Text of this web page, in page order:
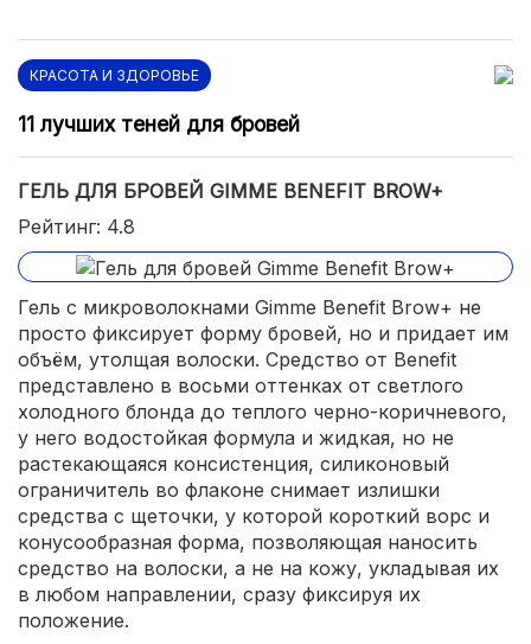
КРАСОТА И ЗДОРОВЬЕ
11 лучших теней для бровей
ГЕЛЬ ДЛЯ БРОВЕЙ GIMME BENEFIT BROW+
Рейтинг: 4.8
Гель с микроволокнами Gimme Benefit Brow+ не
просто фиксирует форму бровей, но и придает им
объём, утолщая волоски. Средство от Benefit
представлено в восьми оттенках от светлого
холодного блонда до теплого черно-коричневого,
у него водостойкая формула и жидкая, но не
растекающаяся консистенция, силиконовый
ограничитель во флаконе снимает излишки
средства с щеточки, у которой короткий ворс и
конусообразная форма, позволяющая наносить
средство на волоски, а не на кожу, укладывая их
в любом направлении, сразу фиксируя их
положение.